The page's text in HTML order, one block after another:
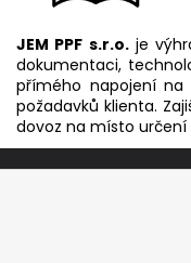
JEM PPF s.r.o. je
dokumentaci,
přímého napojení na
požadavků klienta.
dovoz na místo určení